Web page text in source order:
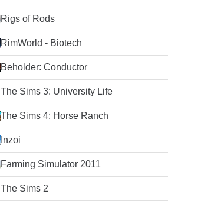
Rigs of Rods
RimWorld - Biotech
Beholder: Conductor
The Sims 3: University Life
The Sims 4: Horse Ranch
Inzoi
Farming Simulator 2011
The Sims 2